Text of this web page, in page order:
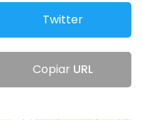
Twitter
Copiar URL